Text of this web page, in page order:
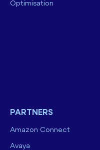
Optimisation
PARTNERS
Amazon Connect
Avaya